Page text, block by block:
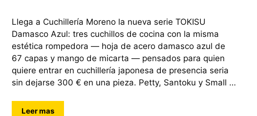
Llega a Cuchillería Moreno la nueva serie TOKISU
Damasco Azul: tres cuchillos de cocina con la misma
estética rompedora — hoja de acero damasco azul de
67 capas y mango de micarta — pensados para quien
quiere entrar en cuchillería japonesa de presencia seria
sin dejarse 300 € en una pieza. Petty, Santoku y Small …
Leer mas